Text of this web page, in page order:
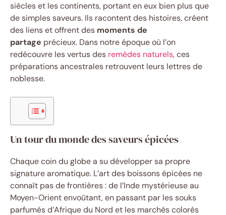
siècles et les continents, portant en eux bien plus que
de simples saveurs. Ils racontent des histoires, créent
des liens et offrent des moments de
partage précieux. Dans notre époque où l’on
redécouvre les vertus des remèdes naturels, ces
préparations ancestrales retrouvent leurs lettres de
noblesse.
Un tour du monde des saveurs épicées
Chaque coin du globe a su développer sa propre
signature aromatique. L’art des boissons épicées ne
connaît pas de frontières : de l’Inde mystérieuse au
Moyen-Orient envoûtant, en passant par les souks
parfumés d’Afrique du Nord et les marchés colorés